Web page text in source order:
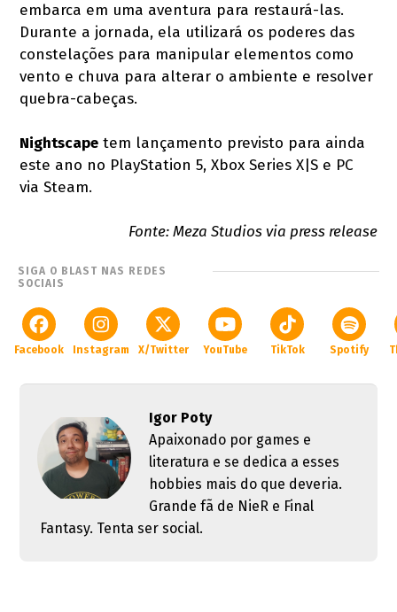
embarca em uma aventura para restaurá-las.
Durante a jornada, ela utilizará os poderes das
constelações para manipular elementos como
vento e chuva para alterar o ambiente e resolver
quebra-cabeças.
Nightscape tem lançamento previsto para ainda
este ano no PlayStation 5, Xbox Series X|S e PC
via Steam.
Fonte: Meza Studios via press release
SIGA O BLAST NAS REDES
SOCIAIS
Facebook Instagram X/Twitter YouTube TikTok Spotify
Igor Poty
Apaixonado por games e
literatura e se dedica a esses
hobbies mais do que deveria.
Grande fã de NieR e Final
Fantasy. Tenta ser social.